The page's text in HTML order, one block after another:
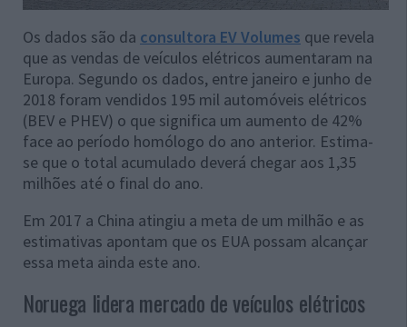
Os dados são da consultora EV Volumes que revela
que as vendas de veículos elétricos aumentaram na
Europa. Segundo os dados, entre janeiro e junho de
2018 foram vendidos 195 mil automóveis elétricos
(BEV e PHEV) o que significa um aumento de 42%
face ao período homólogo do ano anterior. Estima-
se que o total acumulado deverá chegar aos 1,35
milhões até o final do ano.
Em 2017 a China atingiu a meta de um milhão e as
estimativas apontam que os EUA possam alcançar
essa meta ainda este ano.
Noruega lidera mercado de veículos elétricos